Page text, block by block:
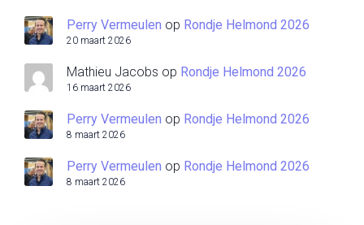
Perry Vermeulen op Rondje Helmond 2026
20 maart 2026
Mathieu Jacobs op Rondje Helmond 2026
16 maart 2026
Perry Vermeulen op Rondje Helmond 2026
8 maart 2026
Perry Vermeulen op Rondje Helmond 2026
8 maart 2026